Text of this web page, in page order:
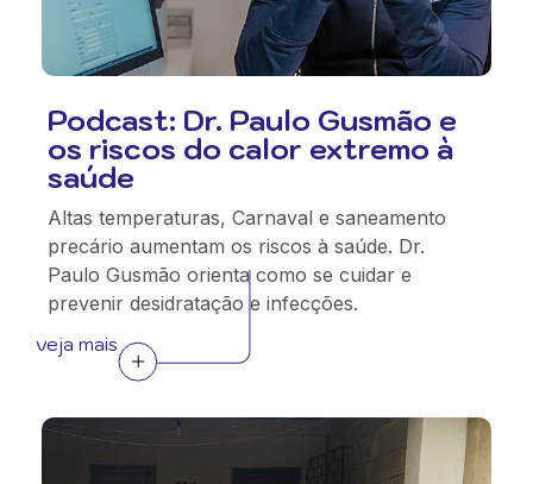
Podcast: Dr. Paulo Gusmão e
os riscos do calor extremo à
saúde
Altas temperaturas, Carnaval e saneamento
precário aumentam os riscos à saúde. Dr.
Paulo Gusmão orienta como se cuidar e
prevenir desidratação e infecções.
veja mais